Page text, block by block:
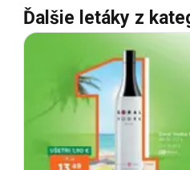
Ďalšie letáky z